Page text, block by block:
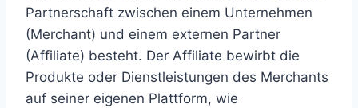
Partnerschaft zwischen einem Unternehmen
(Merchant) und einem externen Partner
(Affiliate) besteht. Der Affiliate bewirbt die
Produkte oder Dienstleistungen des Merchants
auf seiner eigenen Plattform, wie